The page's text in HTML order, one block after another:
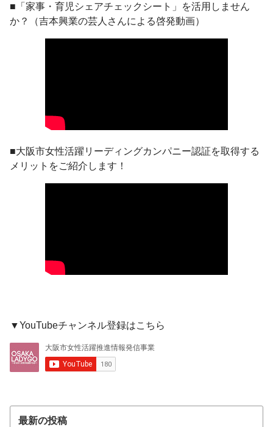
■「家事・育児シェアチェックシート」を活用しません
か？（吉本興業の芸人さんによる啓発動画）
■大阪市女性活躍リーディングカンパニー認証を取得する
メリットをご紹介します！
▼YouTubeチャンネル登録はこちら
最新の投稿